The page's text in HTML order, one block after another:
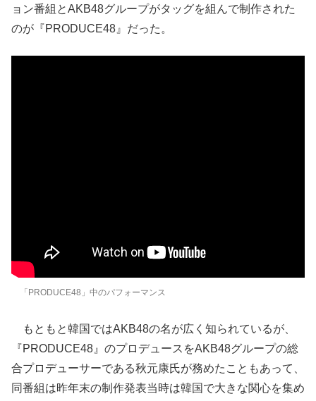
ョン番組とAKB48グループがタッグを組んで制作された
のが『PRODUCE48』だった。
「PRODUCE48」中のパフォーマンス
もともと韓国ではAKB48の名が広く知られているが、
『PRODUCE48』のプロデュースをAKB48グループの総
合プロデューサーである秋元康氏が務めたこともあって、
同番組は昨年末の制作発表当時は韓国で大きな関心を集め